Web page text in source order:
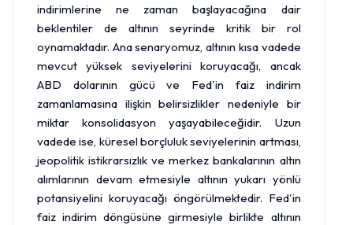
indirimlerine ne zaman başlayacağına dair
beklentiler de altının seyrinde kritik bir rol
oynamaktadır. Ana senaryomuz, altının kısa vadede
mevcut yüksek seviyelerini koruyacağı, ancak
ABD dolarının gücü ve Fed'in faiz indirim
zamanlamasına ilişkin belirsizlikler nedeniyle bir
miktar konsolidasyon yaşayabileceğidir. Uzun
vadede ise, küresel borçluluk seviyelerinin artması,
jeopolitik istikrarsızlık ve merkez bankalarının altın
alımlarının devam etmesiyle altının yukarı yönlü
potansiyelini koruyacağı öngörülmektedir. Fed'in
faiz indirim döngüsüne girmesiyle birlikte altının